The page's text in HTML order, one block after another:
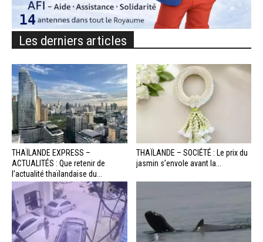
Les derniers articles
THAÏLANDE EXPRESS –
ACTUALITÉS : Que retenir de
l’actualité thaïlandaise du...
THAÏLANDE – SOCIÉTÉ : Le prix du
jasmin s’envole avant la...